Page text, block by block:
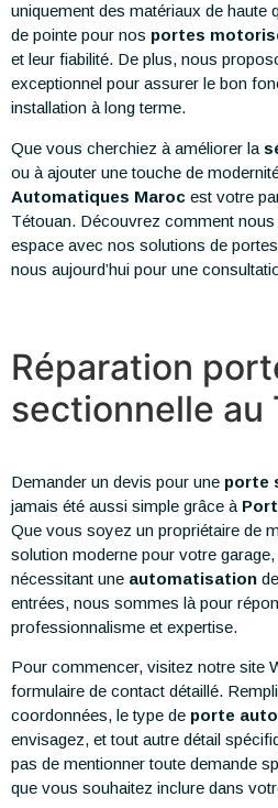
uniquement des matériaux de haute
de pointe pour nos portes
et leur fiabilité. De plus, nous
exceptionnel pour assurer le bon
installation à long terme.
Que vous cherchiez à améliorer la
ou à ajouter une touche de
Automatiques Maroc est votre
Tétouan. Découvrez comment
espace avec nos solutions de
nous aujourd’hui pour une
Réparation
sectionnelle au
Demander un devis pour une porte
jamais été aussi simple grâce à
Que vous soyez un propriétaire de
solution moderne pour votre
nécessitant une automatisation
entrées, nous sommes là pour
professionnalisme et expertise.
Pour commencer, visitez notre site
formulaire de contact détaillé.
coordonnées, le type de porte
envisagez, et tout autre détail
pas de mentionner toute demande
que vous souhaitez inclure dans